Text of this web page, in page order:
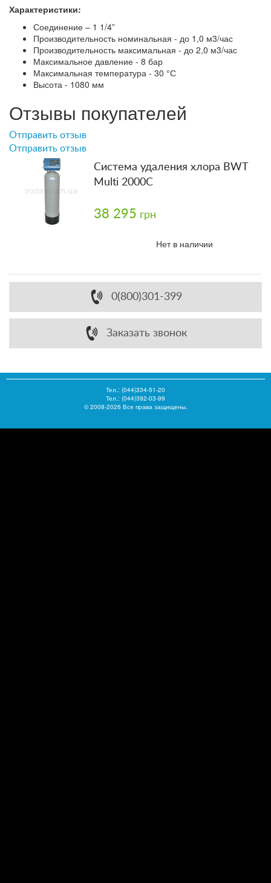
Характеристики:
Соединение – 1 1/4”
Производительность номинальная - до 1,0 м3/час
Производительность максимальная - до 2,0 м3/час
Максимальное давление - 8 бар
Максимальная температура - 30 °С
Высота - 1080 мм
Отзывы покупателей
Отправить отзыв
Отправить отзыв
Система удаления хлора BWT
Multi 2000C
38 295 грн
Нет в наличии
0(800)301-399
Заказать звонок
Тел.: (044)334-51-20
Тел.: (044)392-03-99
© 2008-2026 Все права защищены.